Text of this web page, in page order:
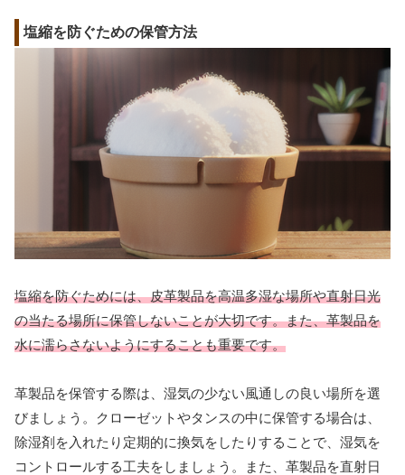
塩縮を防ぐための保管方法
塩縮を防ぐためには、皮革製品を高温多湿な場所や直射日光
の当たる場所に保管しないことが大切です。また、革製品を
水に濡らさないようにすることも重要です。
革製品を保管する際は、湿気の少ない風通しの良い場所を選
びましょう。クローゼットやタンスの中に保管する場合は、
除湿剤を入れたり定期的に換気をしたりすることで、湿気を
コントロールする工夫をしましょう。また、革製品を直射日